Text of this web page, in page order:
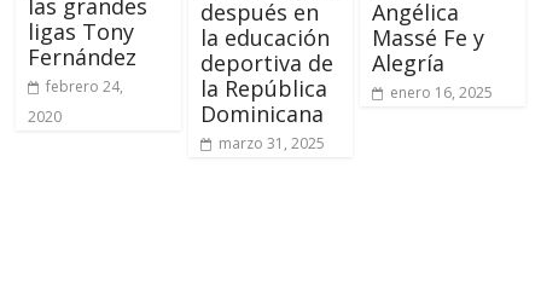
las grandes
ligas Tony
Fernández
febrero 24,
2020
después en
la educación
deportiva de
la República
Dominicana
marzo 31, 2025
Angélica
Massé Fe y
Alegría
enero 16, 2025